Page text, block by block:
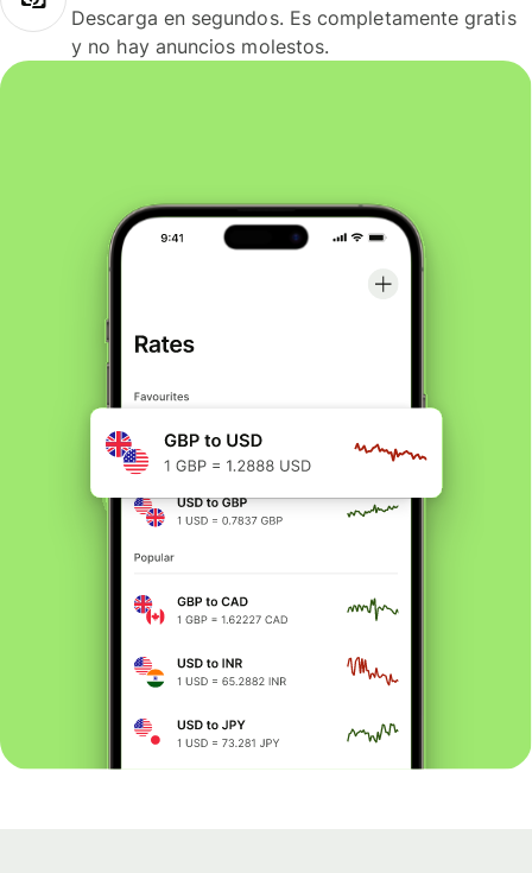
Descarga en segundos. Es completamente gratis
y no hay anuncios molestos.